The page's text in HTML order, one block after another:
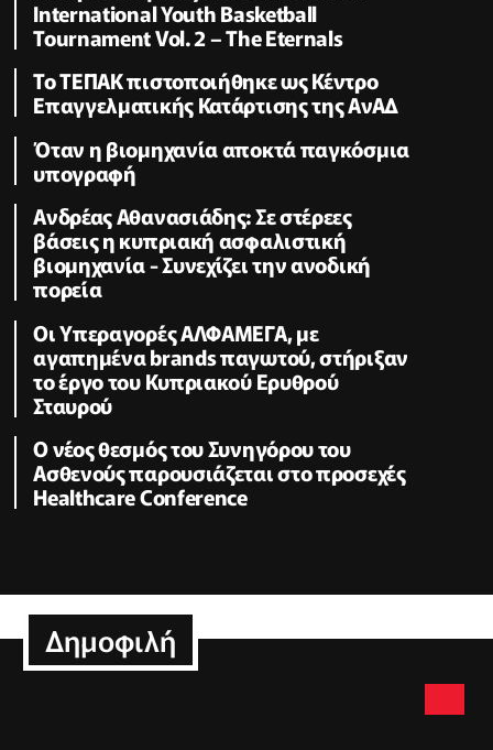
International Youth Basketball
Tournament Vol. 2 – The Eternals
Το ΤΕΠΑΚ πιστοποιήθηκε ως Κέντρο
Επαγγελματικής Κατάρτισης της ΑνΑΔ
Όταν η βιομηχανία αποκτά παγκόσμια
υπογραφή
Ανδρέας Αθανασιάδης: Σε στέρεες
βάσεις η κυπριακή ασφαλιστική
βιομηχανία - Συνεχίζει την ανοδική
πορεία
Οι Υπεραγορές ΑΛΦΑΜΕΓΑ, με
αγαπημένα brands παγωτού, στήριξαν
το έργο του Κυπριακού Ερυθρού
Σταυρού
Ο νέος θεσμός του Συνηγόρου του
Ασθενούς παρουσιάζεται στο προσεχές
Healthcare Conference
Δημοφιλή